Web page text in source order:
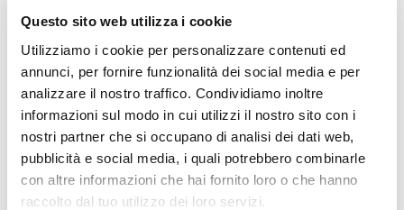
Questo sito web utilizza i cookie
Utilizziamo i cookie per personalizzare contenuti ed
annunci, per fornire funzionalità dei social media e per
analizzare il nostro traffico. Condividiamo inoltre
informazioni sul modo in cui utilizzi il nostro sito con i
nostri partner che si occupano di analisi dei dati web,
pubblicità e social media, i quali potrebbero combinarle
con altre informazioni che hai fornito loro o che hanno
raccolto dal tuo utilizzo dei loro servizi.